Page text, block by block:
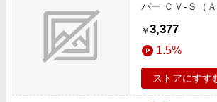
バー ＣＶ-Ｓ（
￥ 3,377
1.5%
ストアにすす